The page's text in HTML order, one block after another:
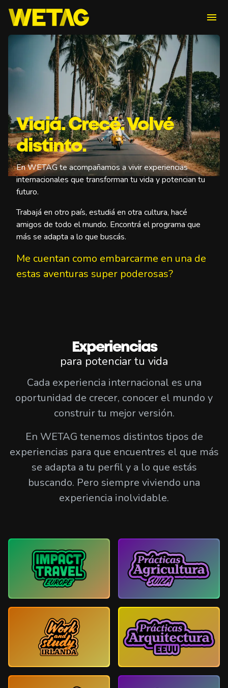
menu
Viajá. Crecé. Volvé
distinto.
En WETAG te acompañamos a vivir experiencias
internacionales que transforman tu vida y potencian tu
futuro.
Trabajá en otro país, estudiá en otra cultura, hacé
amigos de todo el mundo. Encontrá el programa que
más se adapta a lo que buscás.
Me cuentan como embarcarme en una de
estas aventuras super poderosas?
Experiencias
para potenciar tu vida
Cada experiencia internacional es una
oportunidad de crecer, conocer el mundo y
construir tu mejor versión.
En WETAG tenemos distintos tipos de
experiencias para que encuentres el que más
se adapta a tu perfil y a lo que estás
buscando. Pero siempre viviendo una
experiencia inolvidable.